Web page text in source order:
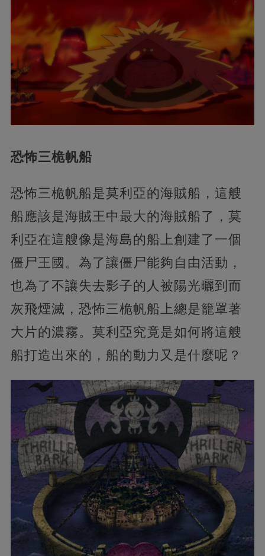
恐怖三桅帆船
恐怖三桅帆船是莫利亞的海賊船，這艘
船應該是海賊王中最大的海賊船了，莫
利亞在這艘像是海島的船上創建了一個
僵尸王國。為了讓僵尸能夠自由活動，
也為了不讓失去影子的人被陽光曬到而
灰飛煙滅，恐怖三桅帆船上總是籠罩著
大片的濃霧。莫利亞究竟是如何將這艘
船打造出來的，船的動力又是什麼呢？